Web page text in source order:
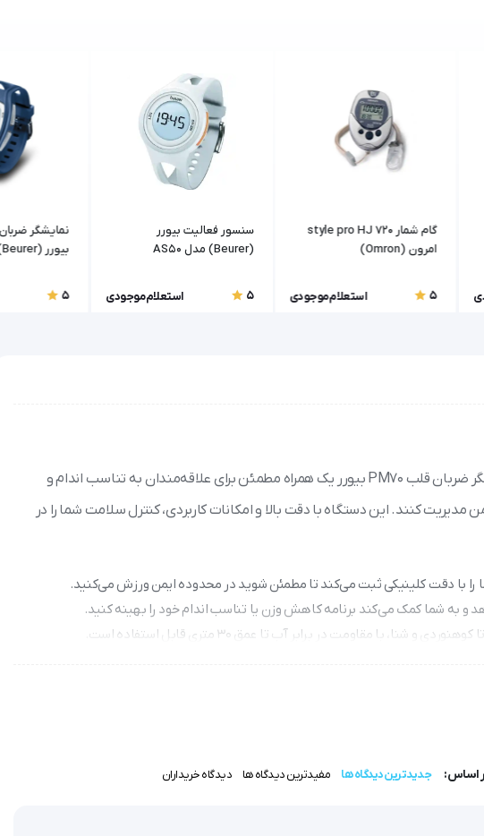
گام شمار style pro HJ 720
امرون (Omron)
5 استعلام موجودی
سنسور فعالیت بیورر
(Beurer) مدل AS50
5 استعلام موجودی
بیورر (Beurer)
5
همیشه در حین ورزش از وضعیت قلب خود با خبر باشید. نمایشگر ضربان قلب PM70 بیورر یک همراه مطمئن برای علاقه‌مندان به تناسب اندام و
کنند. این دستگاه با دقت بالا و امکانات کاربردی، کنترل سلامت شما را در
و به شما کمک می‌کند برنامه کاهش وزن یا تناسب اندام خود را بهینه کنید.
و شنا، با مقاومت در برابر آب تا عمق ۳۰ متری قابل استفاده است.
اساس: جدیدترین دیدگاه ها مفیدترین دیدگاه ها دیدگاه خریداران